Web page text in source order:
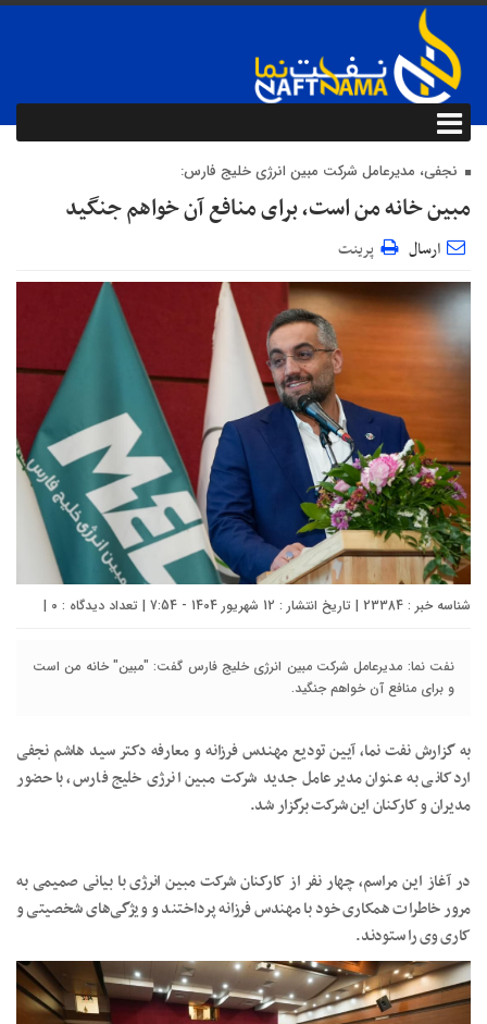
نجفی، مدیرعامل شرکت مبین انرژی خلیج فارس:
مبین خانه من است، برای منافع آن خواهم جنگید
ارسال پرینت
شناسه خبر : 23384 | تاریخ انتشار : 12 شهریور 1404 - 7:54 | تعداد دیدگاه : ۰ |
نفت نما: مدیرعامل شرکت مبین انرژی خلیج فارس گفت: "مبین" خانه من است
و برای منافع آن خواهم جنگید.
به گزارش نفت نما، آیین تودیع مهندس فرزانه و معارفه دکتر سید هاشم نجفی
اردکانی به عنوان مدیرعامل جدید شرکت مبین انرژی خلیج فارس، با حضور
مدیران و کارکنان این شرکت برگزار شد.
در آغاز این مراسم، چهار نفر از کارکنان شرکت مبین انرژی با بیانی صمیمی به
مرور خاطرات همکاری خود با مهندس فرزانه پرداختند و ویژگی‌های شخصیتی و
کاری وی را ستودند.